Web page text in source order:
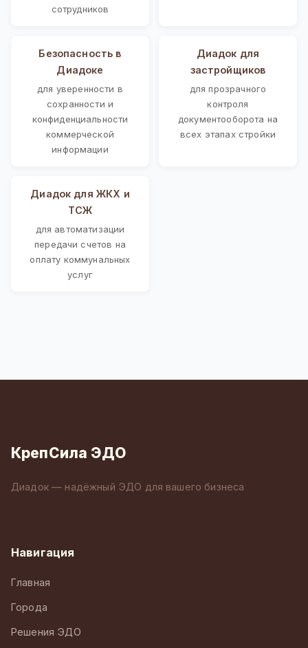
сотрудников
Безопасность в
Диадоке
для уверенности в
сохранности и
конфиденциальности
коммерческой
информации
Диадок для
застройщиков
для прозрачного
контроля
документооборота на
всех этапах стройки
Диадок для ЖКХ и
ТСЖ
для автоматизации
передачи счетов на
оплату коммунальных
услуг
КрепСила ЭДО
Диадок — надёжный ЭДО для вашего бизнеса
Навигация
Главная
Города
Решения ЭДО